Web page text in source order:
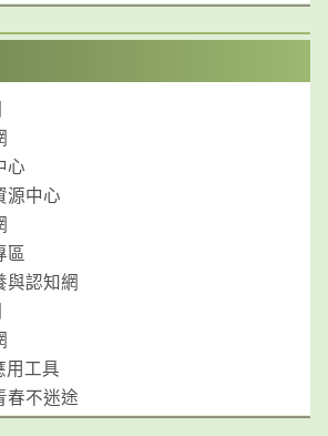
心
源中心
區
與認知網
用工具
春不迷途